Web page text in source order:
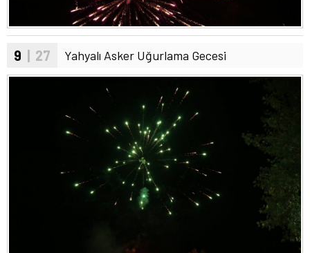
9 | 27 Yahyalı Asker Uğurlama Gecesi